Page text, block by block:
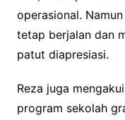
operasional.
tetap berjalan dan
patut diapresiasi.
Reza juga
program sekolah